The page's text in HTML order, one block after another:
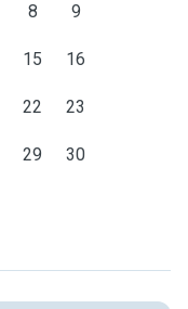
8 9
15 16
22 23
29 30